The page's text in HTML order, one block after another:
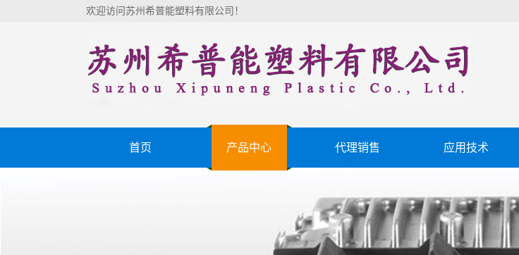
欢迎访问苏州希普能塑料有限公司！
首页 产品中心 代理销售 应用技术